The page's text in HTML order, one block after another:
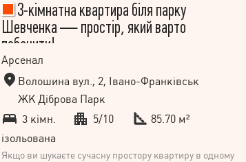
3-кімнатна квартира біля парку
Шевченка — простір, який варто
побачити!
Арсенал
Волошина вул., 2, Івано-Франківськ
ЖК Діброва Парк
3 кімн.
5/10
85.70 м²
ізольована
Якщо ви шукаєте сучасну простору квартиру в одному